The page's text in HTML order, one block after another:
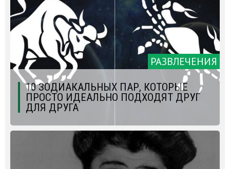
РАЗВЛЕЧЕНИЯ
10 ЗОДИАКАЛЬНЫХ ПАР, КОТОРЫЕ
ПРОСТО ИДЕАЛЬНО ПОДХОДЯТ ДРУГ
ДЛЯ ДРУГА